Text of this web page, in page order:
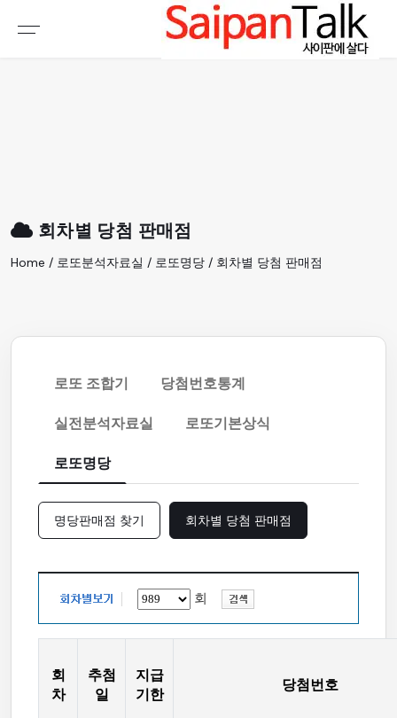
회차별 당첨 판매점
Home / 로또분석자료실 / 로또명당 / 회차별 당첨 판매점
로또 조합기
당첨번호통계
실전분석자료실
로또기본상식
로또명당
명당판매점 찾기 회차별 당첨 판매점
회
회
차
추첨
일
지급
기한
당첨번호
여행정보
생활정보
갤러리 & 동영상